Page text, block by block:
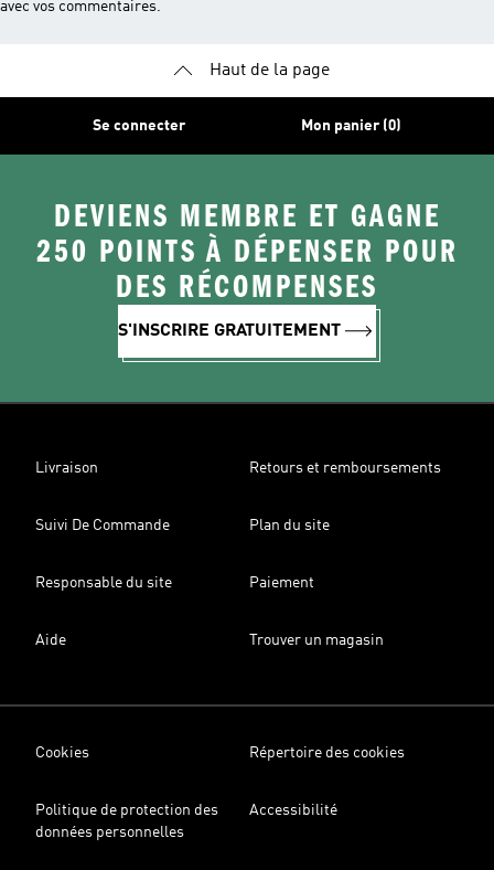
avec vos commentaires.
Haut de la page
Se connecter Mon panier (0)
DEVIENS MEMBRE ET GAGNE
250 POINTS À DÉPENSER POUR
DES RÉCOMPENSES
S'INSCRIRE GRATUITEMENT
Livraison Retours et remboursements
Suivi De Commande Plan du site
Responsable du site Paiement
Aide Trouver un magasin
Cookies Répertoire des cookies
Politique de protection des
données personnelles
Accessibilité